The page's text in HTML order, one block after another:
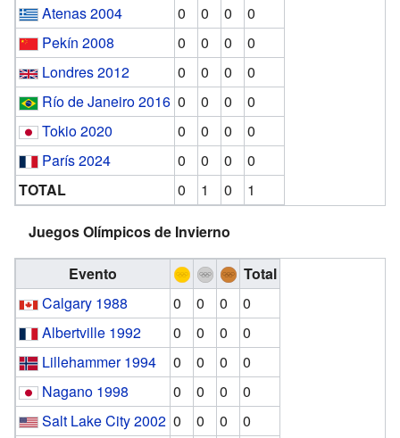
Atenas 2004
0 0 0
0
Pekín 2008
0 0 0
0
Londres 2012
0 0 0
0
Río de Janeiro 2016 0 0 0
0
Tokio 2020
0 0 0
0
París 2024
0 0 0
0
TOTAL
0 1 0 1
Juegos Olímpicos de Invierno
Evento
Total
Calgary 1988
0 0 0
0
Albertville 1992
0 0 0
0
Lillehammer 1994
0 0 0
0
Nagano 1998
0 0 0
0
Salt Lake City 2002 0 0 0
0